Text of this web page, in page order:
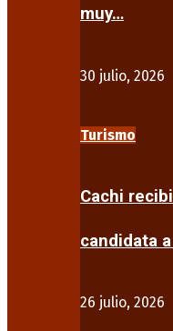
muy…
30 julio, 2026
Turismo
Cachi
candidata
26 julio, 2026